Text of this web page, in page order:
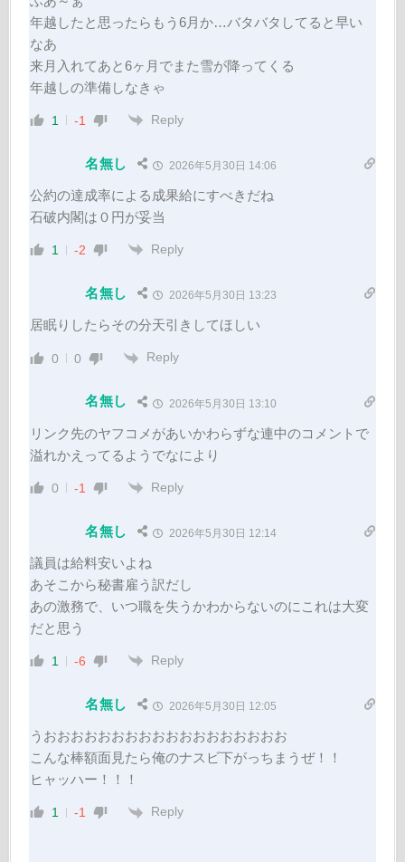
年越したと思ったらもう6月か…バタバタしてると早い
なあ
来月入れてあと6ヶ月でまた雪が降ってくる
年越しの準備しなきゃ
1 -1 Reply
名無し 2026年5月30日 14:06
公約の達成率による成果給にすべきだね
石破内閣は０円が妥当
1 -2 Reply
名無し 2026年5月30日 13:23
居眠りしたらその分天引きしてほしい
0 0 Reply
名無し 2026年5月30日 13:10
リンク先のヤフコメがあいかわらずな連中のコメントで
溢れかえってるようでなにより
0 -1 Reply
名無し 2026年5月30日 12:14
議員は給料安いよね
あそこから秘書雇う訳だし
あの激務で、いつ職を失うかわからないのにこれは大変
だと思う
1 -6 Reply
名無し 2026年5月30日 12:05
うおおおおおおおおおおおおおおおおおお
こんな棒額面見たら俺のナスビ下がっちまうぜ！！
ヒャッハー！！！
1 -1 Reply